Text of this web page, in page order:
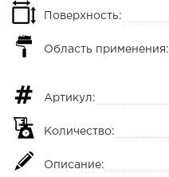
Поверхность:
Область применения:
Артикул:
Количество:
Описание: